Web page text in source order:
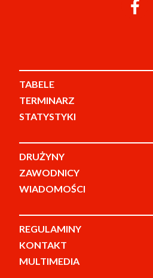
TABELE
TERMINARZ
STATYSTYKI
DRUŻYNY
ZAWODNICY
WIADOMOŚCI
REGULAMINY
KONTAKT
MULTIMEDIA